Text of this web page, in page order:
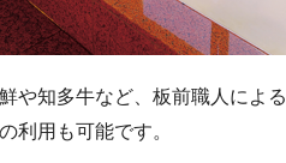
や知多牛など、板前職人によ
利用も可能です。